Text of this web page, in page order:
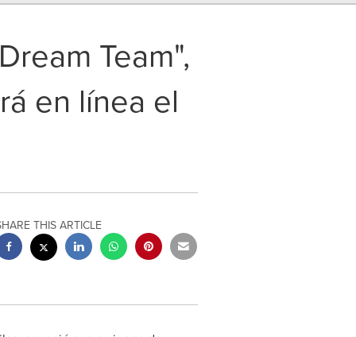
Team",
en línea el
THIS ARTICLE